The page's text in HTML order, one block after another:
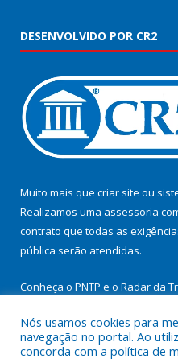
DESENVOLVIDO POR CR2
Muito mais que criar site ou
Realizamos uma assessoria
contrato que todas as
pública serão atendidas.
Conheça o PNTP e o Radar da
Nós usamos cookies para
navegação no portal. Ao
concorda com a política de